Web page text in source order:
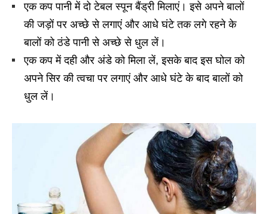
एक कप पानी में दो टेबल स्पून बैंड्री मिलाएं। इसे अपने बालों
की जड़ों पर अच्छे से लगाएं और आधे घंटे तक लगे रहने के
बालों को ठंडे पानी से अच्छे से धुल लें।
एक कप में दही और अंडे को मिला लें, इसके बाद इस घोल को
अपने सिर की त्वचा पर लगाएं और आधे घंटे के बाद बालों को
धुल लें।